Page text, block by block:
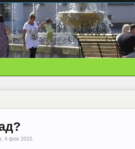
4 фев 2015